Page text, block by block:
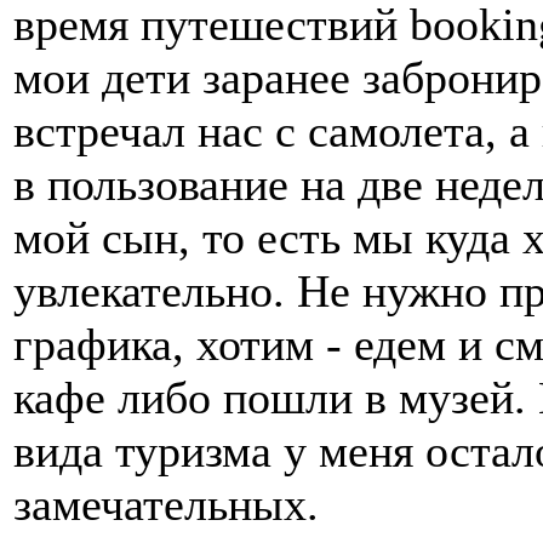
время путешествий
мои дети заранее
встречал нас с самолета,
в пользование на две
мой сын, то есть мы куда
увлекательно. Не нужно
графика, хотим - едем и
кафе либо пошли в музей.
вида туризма у меня
замечательных.